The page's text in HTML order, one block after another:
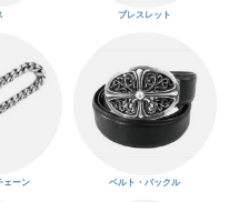
ブレスレット
ェーン ベルト・バックル